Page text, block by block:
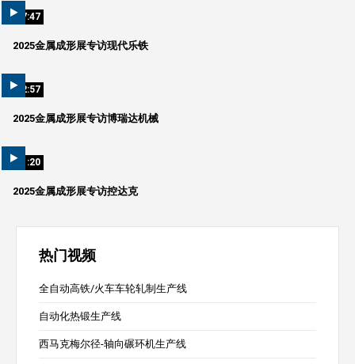
07:47
2025金属成形展专访现代乐铁
02:57
2025金属成形展专访博瑞达机械
01:20
2025金属成形展专访控达克
热门视频
全自动高铁/火车车轮轧制生产线
自动化热锻生产线
西马克梅尔径-轴向碾环机生产线